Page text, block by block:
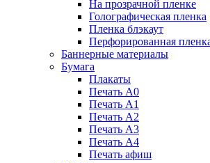
На прозрачной пленке
Голографическая пленка
Пленка блэкаут
Перфорированная
Баннерные материалы
Бумага
Плакаты
Печать А0
Печать А1
Печать А2
Печать А3
Печать А4
Печать афиш